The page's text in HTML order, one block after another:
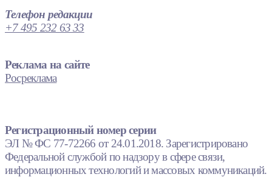
Телефон редакции
+7 495 232 63 33
Реклама на сайте
Росреклама
Регистрационный номер серии
ЭЛ № ФС 77-72266 от 24.01.2018. Зарегистрировано
Федеральной службой по надзору в сфере связи,
информационных технологий и массовых коммуникаций.